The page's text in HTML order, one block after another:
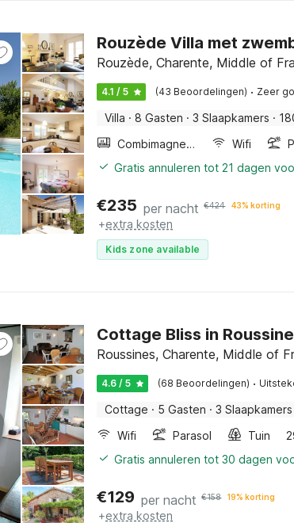
Rouzède Villa met
Rouzède, Charente, Middle of
4.1 / 5 (43 Beoordelingen) · Zeer
Villa · 8 Gasten · 3 Slaapkamers ·
Combimagnetron
Wifi
Gratis annuleren tot 21 dagen
€235 per nacht €424 43% korting
+extra kosten
Kids zone available
Cottage Bliss in
Roussines, Charente, Middle of
4.6 / 5 (68 Beoordelingen) ·
Cottage · 5 Gasten · 3 Slaapkamers
Wifi
Parasol Tuin
Gratis annuleren tot 30 dagen
€129 per nacht €158 19% korting
+extra kosten